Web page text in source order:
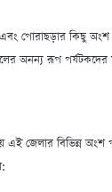
পোরাছড়ার কিছু অংশ
অনন্য রূপ পর্যটকদের
জেলার বিভিন্ন অংশ